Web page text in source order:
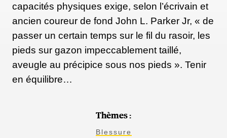
capacités physiques exige, selon l’écrivain et
ancien coureur de fond John L. Parker Jr, « de
passer un certain temps sur le fil du rasoir, les
pieds sur gazon impeccablement taillé,
aveugle au précipice sous nos pieds ». Tenir
en équilibre…
Thèmes :
Blessure